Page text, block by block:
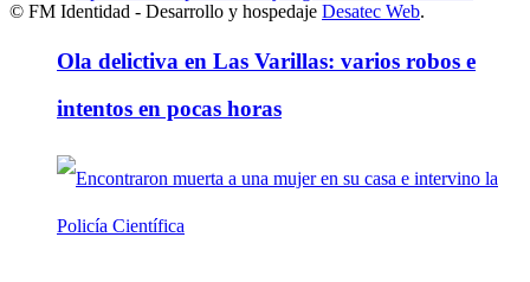
Ola delictiva en Las Varillas: varios robos e
intentos en pocas horas
© FM Identidad - Desarrollo y hospedaje Desatec Web.